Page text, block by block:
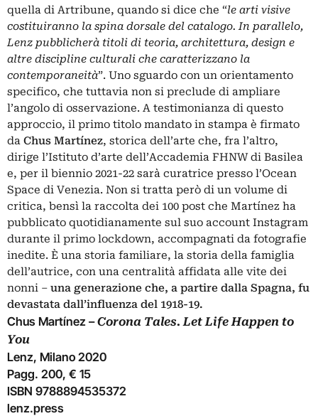
quella di Artribune, quando si dice che “le arti visive
costituiranno la spina dorsale del catalogo. In parallelo,
Lenz pubblicherà titoli di teoria, architettura, design e
altre discipline culturali che caratterizzano la
contemporaneità”. Uno sguardo con un orientamento
specifico, che tuttavia non si preclude di ampliare
l’angolo di osservazione. A testimonianza di questo
approccio, il primo titolo mandato in stampa è firmato
da Chus Martínez, storica dell’arte che, fra l’altro,
dirige l’Istituto d’arte dell’Accademia FHNW di Basilea
e, per il biennio 2021-22 sarà curatrice presso l’Ocean
Space di Venezia. Non si tratta però di un volume di
critica, bensì la raccolta dei 100 post che Martínez ha
pubblicato quotidianamente sul suo account Instagram
durante il primo lockdown, accompagnati da fotografie
inedite. È una storia familiare, la storia della famiglia
dell’autrice, con una centralità affidata alle vite dei
nonni – una generazione che, a partire dalla Spagna, fu
devastata dall’influenza del 1918-19.
Chus Martínez –Corona Tales. Let Life Happen to
You
Lenz, Milano 2020
Pagg. 200, € 15
ISBN 9788894535372
lenz.press